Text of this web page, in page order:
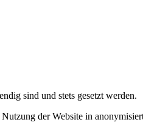
sind und stets gesetzt werden.
der Website in